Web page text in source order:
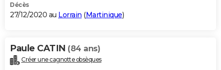
Décès
27/12/2020 au Lorrain (Martinique)
Paule CATIN (84 ans)
Créer une cagnotte obsèques